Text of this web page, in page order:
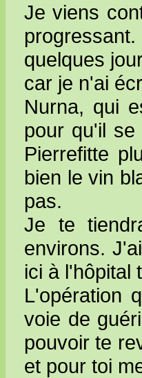
Je viens
quelques
car je n'ai
Nurna, qui
pour qu'il
Pierrefitte
bien le vin
pas.
Je te
environs.
ici à l'hôpital
L'opération
voie de
pouvoir te
et pour toi